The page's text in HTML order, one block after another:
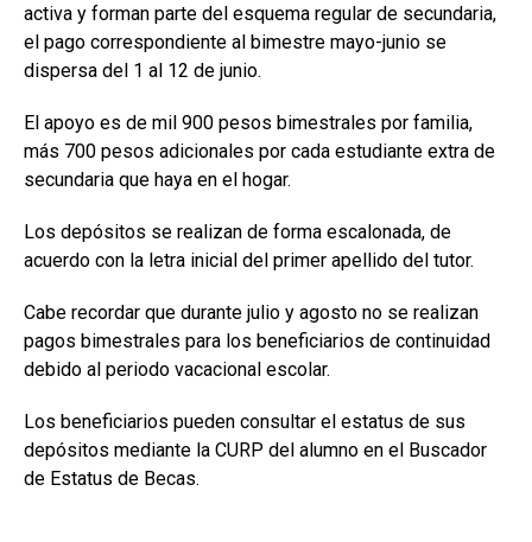
activa y forman parte del esquema regular de secundaria,
el pago correspondiente al bimestre mayo-junio se
dispersa del 1 al 12 de junio.
El apoyo es de mil 900 pesos bimestrales por familia,
más 700 pesos adicionales por cada estudiante extra de
secundaria que haya en el hogar.
Los depósitos se realizan de forma escalonada, de
acuerdo con la letra inicial del primer apellido del tutor.
Cabe recordar que durante julio y agosto no se realizan
pagos bimestrales para los beneficiarios de continuidad
debido al periodo vacacional escolar.
Los beneficiarios pueden consultar el estatus de sus
depósitos mediante la CURP del alumno en el Buscador
de Estatus de Becas.